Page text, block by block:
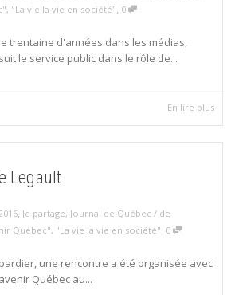
, "La vie la vie en société", 0
trentaine d'années dans les médias,
le service public dans le rôle de...
En lire plus
Legault
, Je partage, Journal de Québec / de
Québec", "La vie la vie en société", 0
une rencontre a été organisée avec
Québec au...